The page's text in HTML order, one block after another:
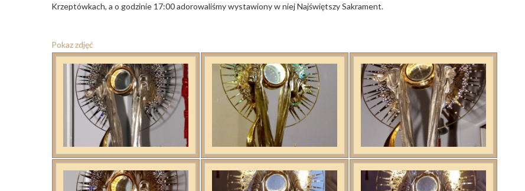
Krzeptówkach, a o godzinie 17:00 adorowaliśmy wystawiony w niej Najświętszy Sakrament.
Pokaz zdjęć